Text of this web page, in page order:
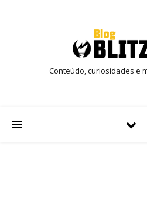
Conteúdo, curiosidades e